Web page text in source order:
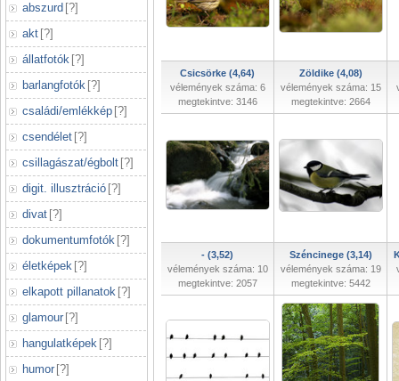
abszurd [?]
akt [?]
állatfotók [?]
barlangfotók [?]
családi/emlékkép [?]
csendélet [?]
csillagászat/égbolt [?]
digit. illusztráció [?]
divat [?]
dokumentumfotók [?]
életképek [?]
elkapott pillanatok [?]
glamour [?]
hangulatképek [?]
humor [?]
Csicsörke (4,64)
vélemények száma: 6
megtekintve: 3146
Zöldike (4,08)
vélemények száma: 15
megtekintve: 2664
- (3,52)
vélemények száma: 10
megtekintve: 2057
Széncinege (3,14)
vélemények száma: 19
megtekintve: 5442